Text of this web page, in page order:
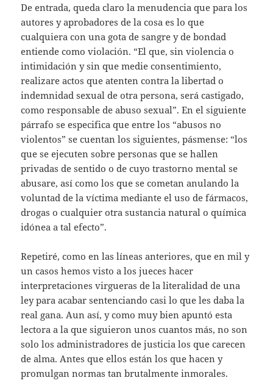
De entrada, queda claro la menudencia que para los
autores y aprobadores de la cosa es lo que
cualquiera con una gota de sangre y de bondad
entiende como violación. “El que, sin violencia o
intimidación y sin que medie consentimiento,
realizare actos que atenten contra la libertad o
indemnidad sexual de otra persona, será castigado,
como responsable de abuso sexual”. En el siguiente
párrafo se especifica que entre los “abusos no
violentos” se cuentan los siguientes, pásmense: “los
que se ejecuten sobre personas que se hallen
privadas de sentido o de cuyo trastorno mental se
abusare, así como los que se cometan anulando la
voluntad de la víctima mediante el uso de fármacos,
drogas o cualquier otra sustancia natural o química
idónea a tal efecto”.
Repetiré, como en las líneas anteriores, que en mil y
un casos hemos visto a los jueces hacer
interpretaciones virgueras de la literalidad de una
ley para acabar sentenciando casi lo que les daba la
real gana. Aun así, y como muy bien apuntó esta
lectora a la que siguieron unos cuantos más, no son
solo los administradores de justicia los que carecen
de alma. Antes que ellos están los que hacen y
promulgan normas tan brutalmente inmorales.